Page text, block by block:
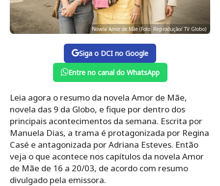
Novela Amor de Mãe (Foto: Reprodução/ TV Globo)
Siga o DCI no Google
Entre no canal do WhatsApp
Leia agora o resumo da novela Amor de Mãe,
novela das 9 da Globo, e fique por dentro dos
principais acontecimentos da semana. Escrita por
Manuela Dias, a trama é protagonizada por Regina
Casé e antagonizada por Adriana Esteves. Então
veja o que acontece nos capítulos da novela Amor
de Mãe de 16 a 20/03, de acordo com resumo
divulgado pela emissora.